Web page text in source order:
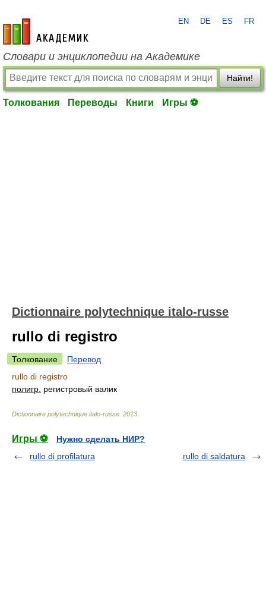
academic.ru
EN DE ES FR
Словари и энциклопедии на Академике
Найти!
Толкования Переводы Книги Игры ⚽
Dictionnaire polytechnique italo-russe
rullo di registro
Толкование
Перевод
rullo di registro
полигр. регистровый валик
Dictionnaire polytechnique italo-russe 2013
Игры ⚽
Нужно сделать НИР?
rullo di profilatura
rullo di saldatura